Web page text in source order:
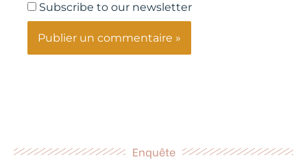
Subscribe to our newsletter
Enquête